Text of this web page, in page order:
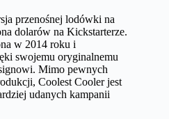
przenośnej lodówki na
dolarów na Kickstarterze.
w 2014 roku i
swojemu oryginalnemu
Mimo pewnych
Coolest Cooler jest
udanych kampanii